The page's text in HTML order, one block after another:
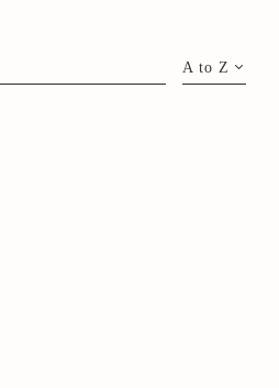
A to Z